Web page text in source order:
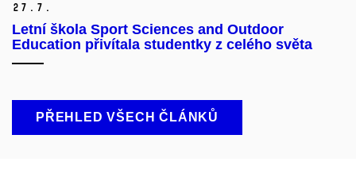
27. 7.
Letní škola Sport Sciences and Outdoor
Education přivítala studentky z celého světa
PŘEHLED VŠECH ČLÁNKŮ